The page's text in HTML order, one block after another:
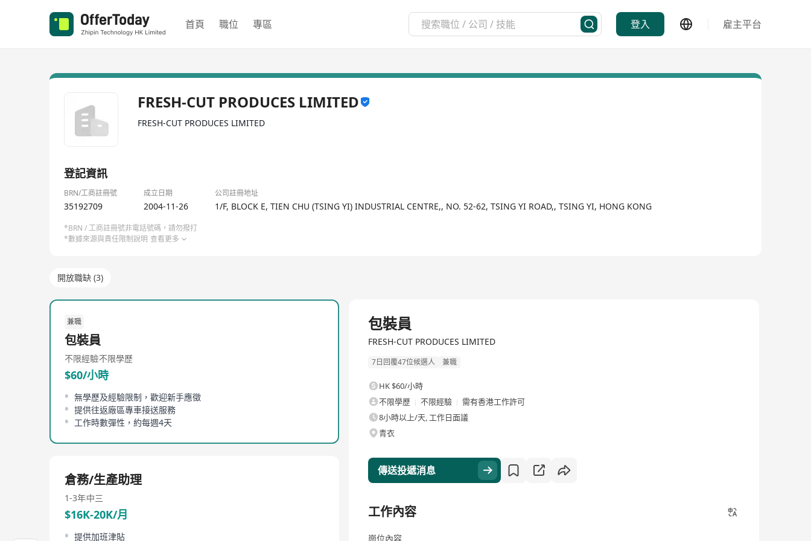
首頁 職位 專區 登入 雇主平台
FRESH-CUT PRODUCES LIMITED
FRESH-CUT PRODUCES LIMITED
登記資訊
BRN/工商註冊號 成立日期 公司註冊地址
35192709 2004-11-26 1/F, BLOCK E, TIEN CHU (TSING YI) INDUSTRIAL CENTRE,, NO. 52-62, TSING YI ROAD,, TSING YI, HONG KONG
*BRN / 工商註冊號非電話號碼，請勿撥打
*數據來源與責任限制說明 查看更多
開放職缺 (3)
兼職
包裝員
不限經驗不限學歷
$60/小時
無學歷及經驗限制，歡迎新手應徵
提供往返廠區專車接送服務
工作時數彈性，約每週4天
倉務/生產助理
1-3年中三
$16K-20K/月
提供加班津貼
包裝員
FRESH-CUT PRODUCES LIMITED
7日回覆47位候選人 兼職
HK $60/小時
不限學歷
不限經驗
需有香港工作許可
8小時以上/天, 工作日面議
青衣
傳送投遞消息
工作內容
崗位內容